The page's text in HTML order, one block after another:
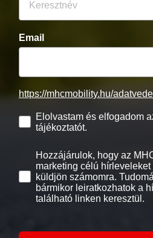
Email
https://mhcmobility.hu/
Elolvastam és elfogadom
tájékoztatót.
Hozzájárulok, hogy az
marketing célú
küldjön számomra.
bármikor leiratkozhatok a
található linken keresztül.